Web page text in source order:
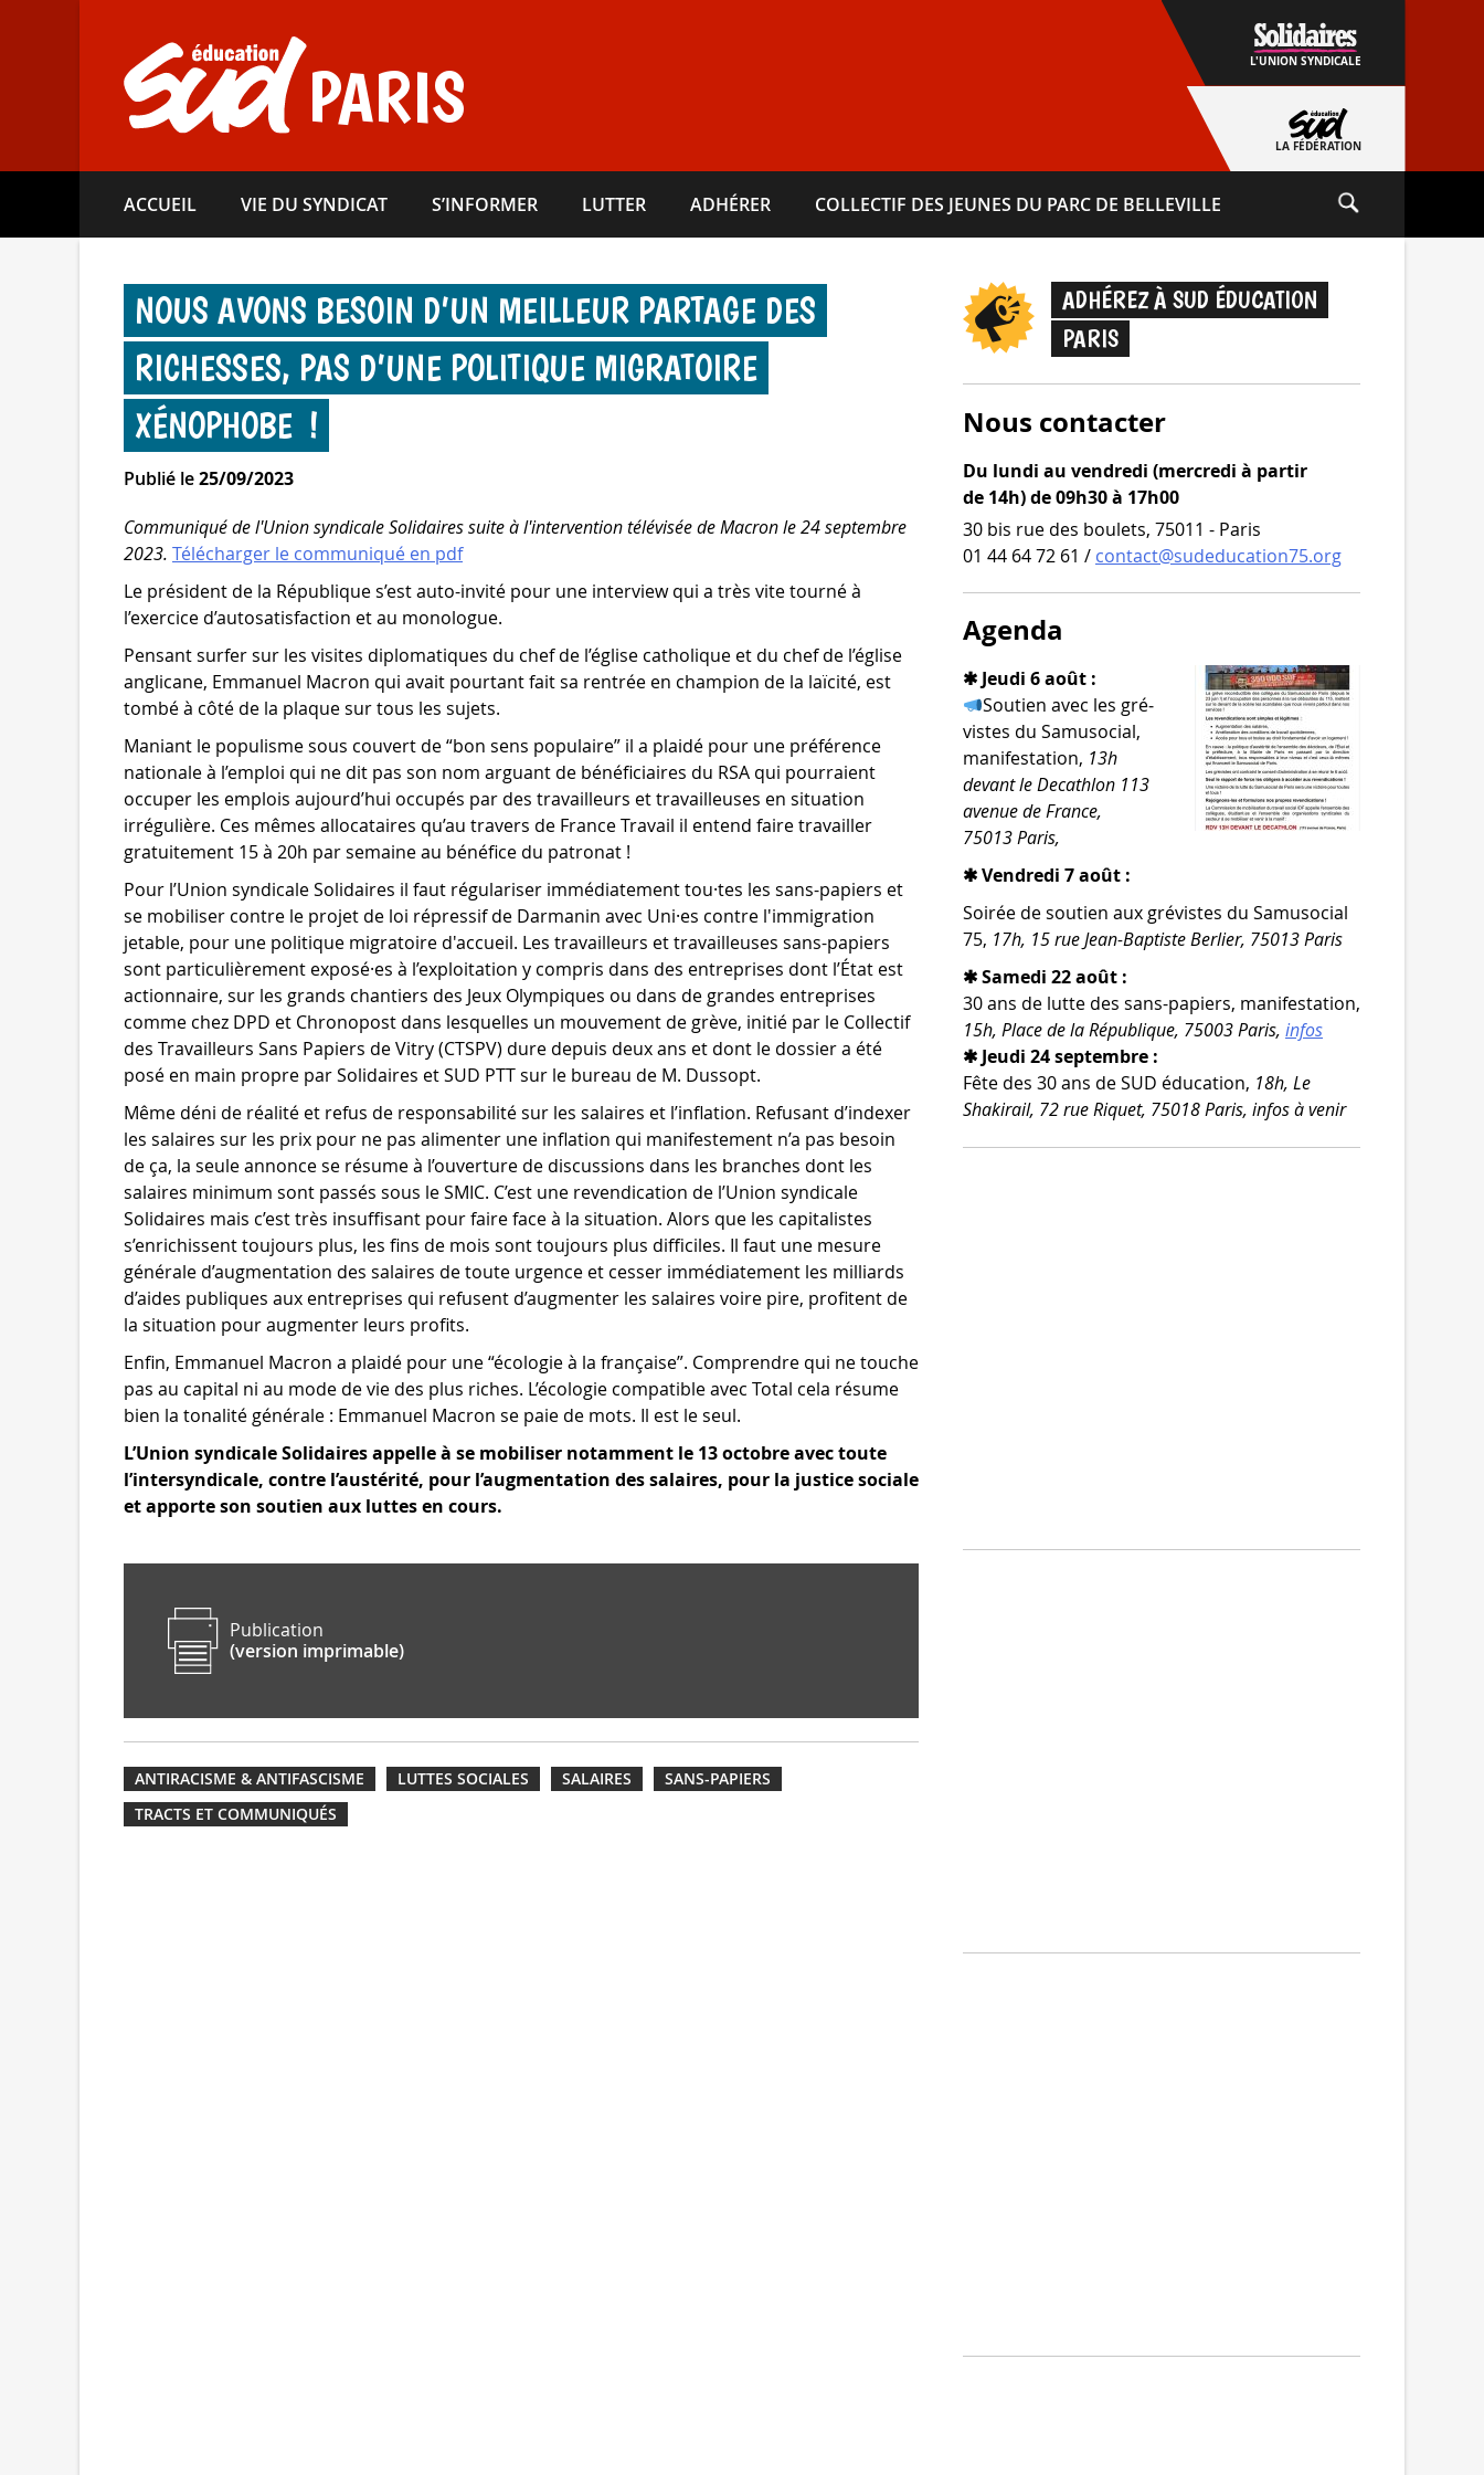
PARIS L'UNION SYNDICALE
LA FÉDÉRATION
ACCUEIL VIE DU SYNDICAT S’INFORMER LUTTER ADHÉRER COLLECTIF DES JEUNES DU PARC DE BELLEVILLE
NOUS AVONS BESOIN D’UN MEILLEUR PARTAGE DES
RICHESSES, PAS D’UNE POLITIQUE MIGRATOIRE
XÉNOPHOBE !
Publié le25/09/2023
Communiqué de l'Union syndicale Solidaires suite à l'intervention télévisée de Macron le 24 septembre
2023. Télécharger le communiqué en pdf
Le président de la République s’est auto-invité pour une interview qui a très vite tourné à
l’exercice d’autosatisfaction et au monologue.
Pensant surfer sur les visites diplomatiques du chef de l’église catholique et du chef de l’église
anglicane, Emmanuel Macron qui avait pourtant fait sa rentrée en champion de la laïcité, est
tombé à côté de la plaque sur tous les sujets.
Maniant le populisme sous couvert de “bon sens populaire” il a plaidé pour une préférence
nationale à l’emploi qui ne dit pas son nom arguant de bénéficiaires du RSA qui pourraient
occuper les emplois aujourd’hui occupés par des travailleurs et travailleuses en situation
irrégulière. Ces mêmes allocataires qu’au travers de France Travail il entend faire travailler
gratuitement 15 à 20h par semaine au bénéfice du patronat !
Pour l’Union syndicale Solidaires il faut régulariser immédiatement tou·tes les sans-papiers et
se mobiliser contre le projet de loi répressif de Darmanin avec Uni·es contre l'immigration
jetable, pour une politique migratoire d'accueil. Les travailleurs et travailleuses sans-papiers
sont particulièrement exposé·es à l’exploitation y compris dans des entreprises dont l’État est
actionnaire, sur les grands chantiers des Jeux Olympiques ou dans de grandes entreprises
comme chez DPD et Chronopost dans lesquelles un mouvement de grève, initié par le Collectif
des Travailleurs Sans Papiers de Vitry (CTSPV) dure depuis deux ans et dont le dossier a été
posé en main propre par Solidaires et SUD PTT sur le bureau de M. Dussopt.
Même déni de réalité et refus de responsabilité sur les salaires et l’inflation. Refusant d’indexer
les salaires sur les prix pour ne pas alimenter une inflation qui manifestement n’a pas besoin
de ça, la seule annonce se résume à l’ouverture de discussions dans les branches dont les
salaires minimum sont passés sous le SMIC. C’est une revendication de l’Union syndicale
Solidaires mais c’est très insuffisant pour faire face à la situation. Alors que les capitalistes
s’enrichissent toujours plus, les fins de mois sont toujours plus difficiles. Il faut une mesure
générale d’augmentation des salaires de toute urgence et cesser immédiatement les milliards
d’aides publiques aux entreprises qui refusent d’augmenter les salaires voire pire, profitent de
la situation pour augmenter leurs profits.
Enfin, Emmanuel Macron a plaidé pour une “écologie à la française”. Comprendre qui ne touche
pas au capital ni au mode de vie des plus riches. L’écologie compatible avec Total cela résume
bien la tonalité générale : Emmanuel Macron se paie de mots. Il est le seul.
L’Union syndicale Solidaires appelle à se mobiliser notamment le 13 octobre avec toute
l’intersyndicale, contre l’austérité, pour l’augmentation des salaires, pour la justice sociale
et apporte son soutien aux luttes en cours.
Publication
(version imprimable)
ANTIRACISME & ANTIFASCISME LUTTES SOCIALES SALAIRES
SANS-PAPIERS
TRACTS ET COMMUNIQUÉS
ADHÉREZ À SUD ÉDUCATION
PARIS
Nous contacter
Du lundi au vendredi (mercredi à partir
de 14h) de 09h30 à 17h00
30 bis rue des boulets, 75011 - Paris
01 44 64 72 61 / contact@sudeducation75.org
Agenda
✱ Jeudi 6 août :
Soutien avec les gré­
vistes du Samusocial,
mani­fes­ta­tion, 13h
devant le Decathlon 113
ave­nue de France,
75013 Paris,
✱ Vendredi 7 août :
Soirée de sou­tien aux gré­vistes du Samusocial
75, 17h, 15 rue Jean-​Baptiste Berlier, 75013 Paris
✱ Samedi 22 août :
30 ans de lutte des sans-​papiers, mani­fes­ta­tion,
15h, Place de la République, 75003 Paris, infos
✱ Jeudi 24 septembre :
Fête des 30 ans de SUD édu­ca­tion, 18h, Le
Shakirail, 72 rue Riquet, 75018 Paris, infos à venir